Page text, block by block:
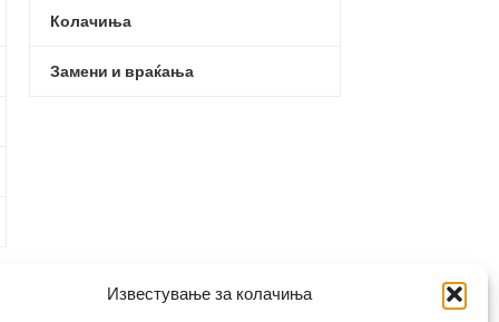
Известување за колачиња
Колачиња
Замени и враќања